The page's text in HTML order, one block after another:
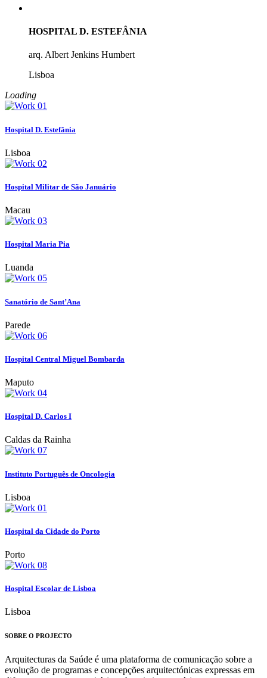
HOSPITAL D. ESTEFÂNIA
arq. Albert Jenkins Humbert
Lisboa
Loading
Hospital D. Estefânia
Lisboa
Hospital Militar de São Januário
Macau
Hospital Maria Pia
Luanda
Sanatório de Sant’Ana
Parede
Hospital Central Miguel Bombarda
Maputo
Hospital D. Carlos I
Caldas da Rainha
Instituto Português de Oncologia
Lisboa
Hospital da Cidade do Porto
Porto
Hospital Escolar de Lisboa
Lisboa
SOBRE O PROJECTO
Arquitecturas da Saúde é uma plataforma de comunicação sobre a
evolução de programas e concepções arquitectónicas expressas em